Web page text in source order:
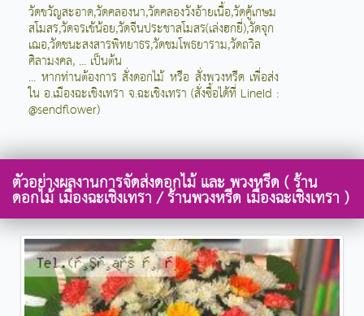
วัดขวัญสะอาด,วัดคลองนา,วัดคลองวังอ้ายเนื้อ,วัดคู้เกษม
สโมสร,วัดจรเข้น้อย,วัดจีนประชาสโมสร(เล่งฮกยี่),วัดจุก
เฌอ,วัดชนะสงสารพิทยาธร,วัดชมโพธยาราม,วัดถวิล
ศิลามงคล, ... เป็นต้น
... หากท่านต้องการ สั่งดอกไม้ หรือ สั่งพวงหรีด เพื่อส่ง
ใน อ.เมืองฉะเชิงเทรา จ.ฉะเชิงเทรา (สั่งซื้อได้ที่ LineId :
@sendflower)
ตัวอย่างผลงานการจัดส่งดอกไม้ และ พวงหรีด ( ร้าน
ดอกไม้ เมืองฉะเชิงเทรา / ร้านพวงหรีด เมืองฉะเชิงเทรา )